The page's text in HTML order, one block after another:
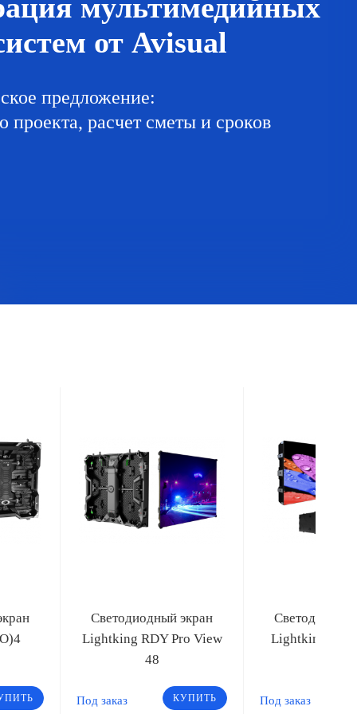
мультимедийных
от Avisual
предложение:
проекта, расчет сметы и сроков
Светодиодный экран
Lightking RDY Pro View
48
Под заказ КУПИТЬ
Lightking
Под заказ